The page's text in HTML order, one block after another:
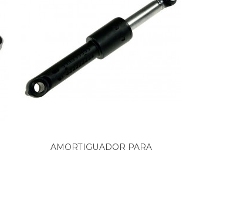
AMORTIGUADOR PARA